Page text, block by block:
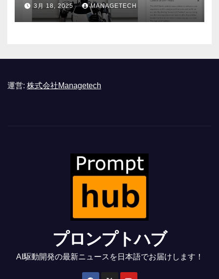
3月 18, 2025 MANAGETECH
運営: 株式会社Managetech
プロンプトハブ
AI駆動開発の最新ニュースを日本語でお届けします！